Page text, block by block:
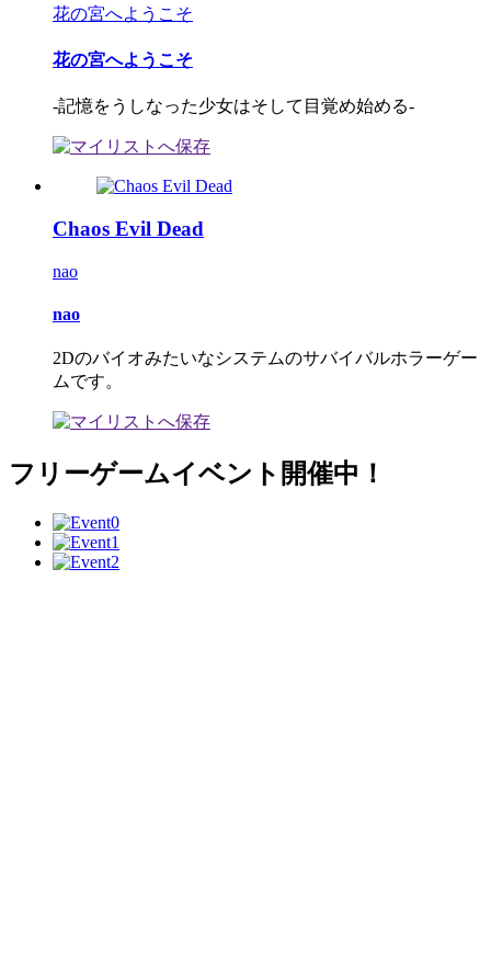
花の宮へようこそ
花の宮へようこそ
-記憶をうしなった少女はそして目覚め始める-
Chaos Evil Dead
nao
nao
2Dのバイオみたいなシステムのサバイバルホラーゲー
ムです。
フリーゲームイベント開催中！